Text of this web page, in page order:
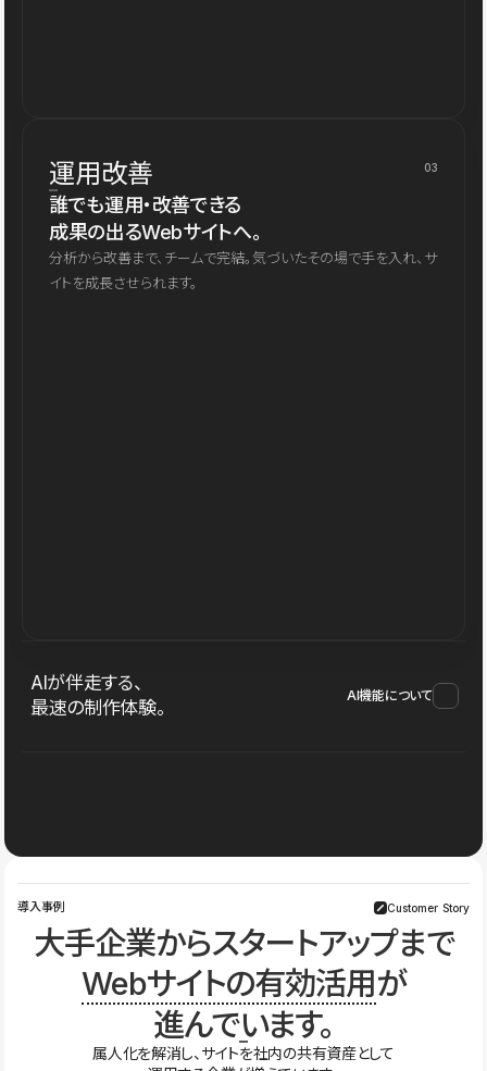
運用改善 03
誰でも運用・改善できる
成果の出るWebサイトへ。
分析から改善まで、チームで完結。気づいたその場で手を入れ、サ
イトを成長させられます。
AIが伴走する、
最速の制作体験。
AI機能について
導入事例 Customer Story
大手企業からスタートアップまで
Webサイトの有効活用が
進んでいます。
属人化を解消し、サイトを社内の共有資産として